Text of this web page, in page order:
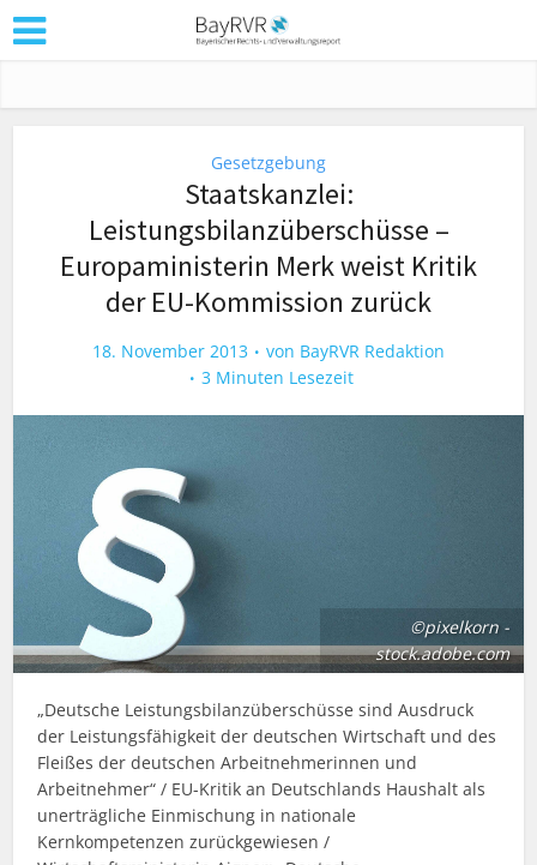
Gesetzgebung
Staatskanzlei:
Leistungsbilanzüberschüsse –
Europaministerin Merk weist Kritik
der EU-Kommission zurück
18. November 2013 von BayRVR Redaktion
3 Minuten Lesezeit
©pixelkorn -
stock.adobe.com
„Deutsche Leistungsbilanzüberschüsse sind Ausdruck
der Leistungsfähigkeit der deutschen Wirtschaft und des
Fleißes der deutschen Arbeitnehmerinnen und
Arbeitnehmer“ / EU-Kritik an Deutschlands Haushalt als
unerträgliche Einmischung in nationale
Kernkompetenzen zurückgewiesen /